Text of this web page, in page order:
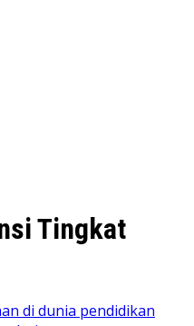
Tingkat